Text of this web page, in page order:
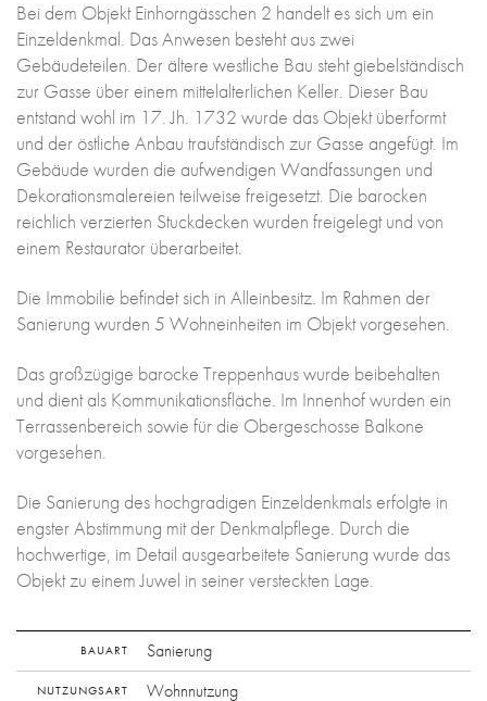
Bei dem Objekt Einhorngässchen 2 handelt es sich um ein
Einzeldenkmal. Das Anwesen besteht aus zwei
Gebäudeteilen. Der ältere westliche Bau steht giebelständisch
zur Gasse über einem mittelalterlichen Keller. Dieser Bau
entstand wohl im 17. Jh. 1732 wurde das Objekt überformt
und der östliche Anbau traufständisch zur Gasse angefügt. Im
Gebäude wurden die aufwendigen Wandfassungen und
Dekorationsmalereien teilweise freigesetzt. Die barocken
reichlich verzierten Stuckdecken wurden freigelegt und von
einem Restaurator überarbeitet.
Die Immobilie befindet sich in Alleinbesitz. Im Rahmen der
Sanierung wurden 5 Wohneinheiten im Objekt vorgesehen.
Das großzügige barocke Treppenhaus wurde beibehalten
und dient als Kommunikationsfläche. Im Innenhof wurden ein
Terrassenbereich sowie für die Obergeschosse Balkone
vorgesehen.
Die Sanierung des hochgradigen Einzeldenkmals erfolgte in
engster Abstimmung mit der Denkmalpflege. Durch die
hochwertige, im Detail ausgearbeitete Sanierung wurde das
Objekt zu einem Juwel in seiner versteckten Lage.
BAUART Sanierung
NUTZUNGSART Wohnnutzung